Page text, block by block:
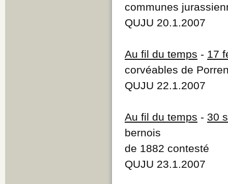
communes
QUJU 20.1.2007
Au fil du temps - 17
corvéables de
QUJU 22.1.2007
Au fil du temps - 30
bernois
de 1882 contesté
QUJU 23.1.2007